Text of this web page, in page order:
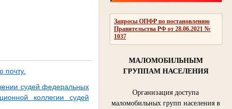
Запросы ОПФР по постановлению
Правительства РФ от 28.06.2021 №
1037
МАЛОМОБИЛЬНЫМ
ГРУППАМ НАСЕЛЕНИЯ
Организация доступа
маломобильных групп населения в
почту.
судей федеральных
коллегии судей